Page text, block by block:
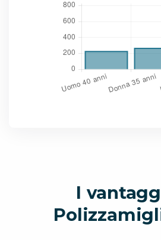
I